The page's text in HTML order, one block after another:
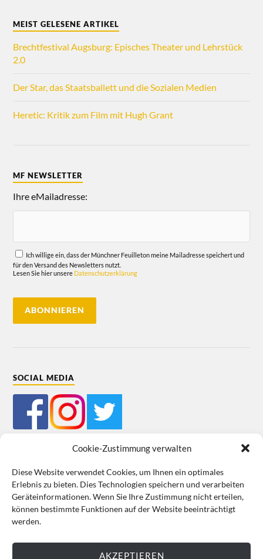
Cookie-Zustimmung verwalten
Diese Website verwendet Cookies, um Ihnen ein optimales
Erlebnis zu bieten. Dies Technologien speichern und verarbeiten
Geräteinformationen. Wenn Sie Ihre Zustimmung nicht erteilen,
können bestimmte Funktionen auf der Website beeinträchtigt
werden.
AKZEPTIEREN
MEIST GELESENE ARTIKEL
Brechtfestival Augsburg: Episches Theater und Lehrstück
2.0
Der Star, das Staatsballett und die Sozialen Medien
Heretic: Kritik zum Film mit Hugh Grant
MF NEWSLETTER
Ihre eMailadresse:
Ich willige ein, dass der Münchner Feuilleton meine Mailadresse speichert und
für den Versand des Newsletters nutzt.
Lesen Sie hier unsere Datenschutzerklärung
SOCIAL MEDIA
Mein Bestellkonto Kundeninformationen Datenschutz
Cookie-Richtlinie (EU) Impressum
VERTRAG WIDERRUFEN